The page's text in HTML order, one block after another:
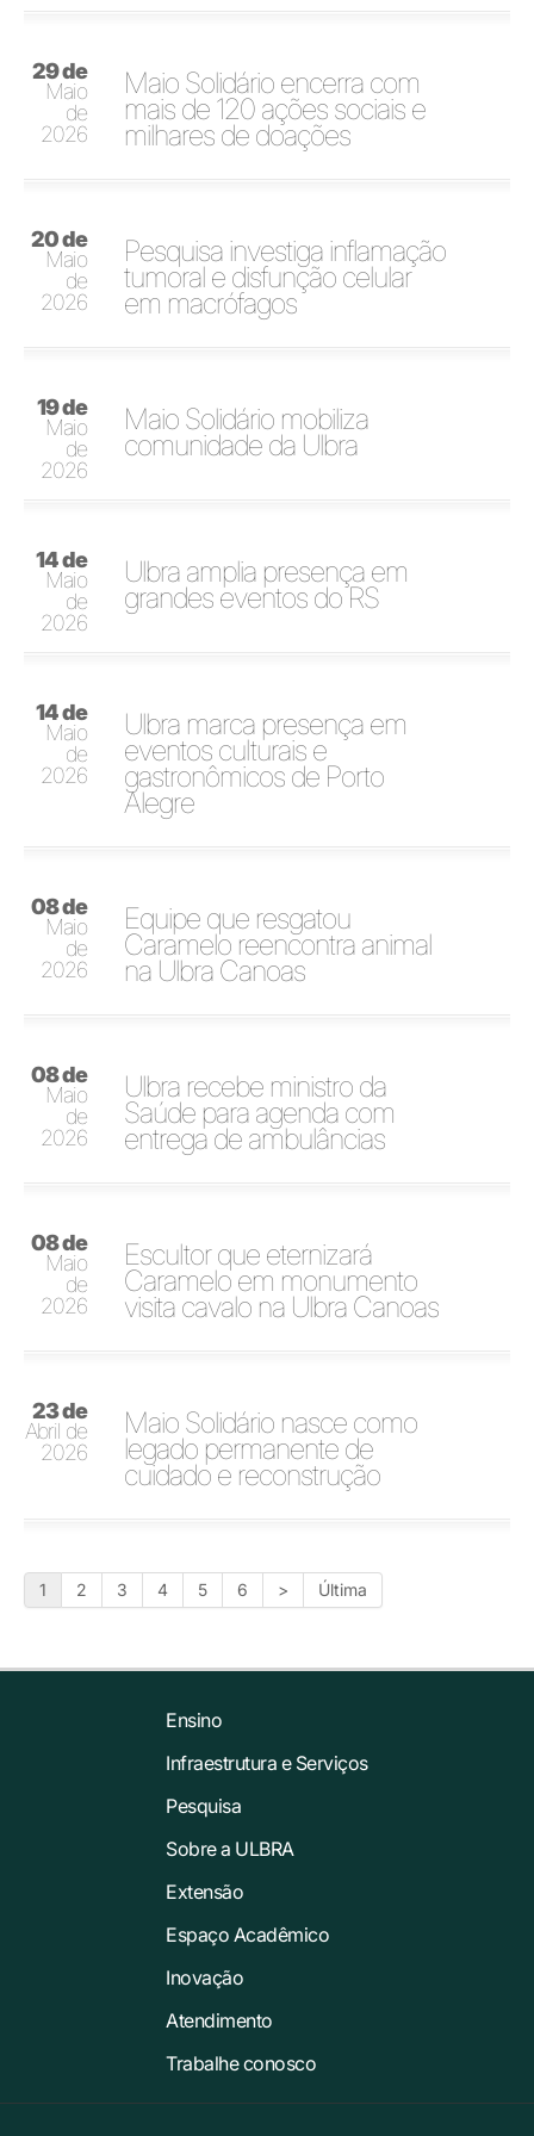
29 de
Maio
de
2026
Maio Solidário encerra com
mais de 120 ações sociais e
milhares de doações
20 de
Maio
de
2026
Pesquisa investiga inflamação
tumoral e disfunção celular
em macrófagos
19 de
Maio
de
2026
Maio Solidário mobiliza
comunidade da Ulbra
14 de
Maio
de
2026
Ulbra amplia presença em
grandes eventos do RS
14 de
Maio
de
2026
Ulbra marca presença em
eventos culturais e
gastronômicos de Porto
Alegre
08 de
Maio
de
2026
Equipe que resgatou
Caramelo reencontra animal
na Ulbra Canoas
08 de
Maio
de
2026
Ulbra recebe ministro da
Saúde para agenda com
entrega de ambulâncias
08 de
Maio
de
2026
Escultor que eternizará
Caramelo em monumento
visita cavalo na Ulbra Canoas
23 de
Abril de
2026
Maio Solidário nasce como
legado permanente de
cuidado e reconstrução
1 2 3 4 5 6 > Última
Ensino
Infraestrutura e Serviços
Pesquisa
Sobre a ULBRA
Extensão
Espaço Acadêmico
Inovação
Atendimento
Trabalhe conosco